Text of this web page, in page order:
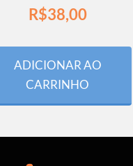
R$38,00
ADICIONAR AO
CARRINHO